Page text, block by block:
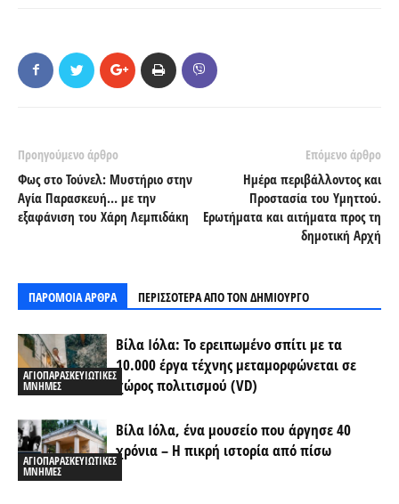
Προηγούμενο άρθρο
Φως στο Τούνελ: Μυστήριο στην
Αγία Παρασκευή… με την
εξαφάνιση του Χάρη Λεμπιδάκη
Επόμενο άρθρο
Ημέρα περιβάλλοντος και
Προστασία του Υμηττού.
Ερωτήματα και αιτήματα προς τη
δημοτική Αρχή
ΠΑΡΟΜΟΙΑ ΑΡΘΡΑ ΠΕΡΙΣΣΟΤΕΡΑ ΑΠΟ ΤΟΝ ΔΗΜΙΟΥΡΓΟ
ΑΓΙΟΠΑΡΑΣΚΕΥΙΩΤΙΚΕΣ
ΜΝΗΜΕΣ
Βίλα Ιόλα: Το ερειπωμένο σπίτι με τα
10.000 έργα τέχνης μεταμορφώνεται σε
χώρος πολιτισμού (VD)
ΑΓΙΟΠΑΡΑΣΚΕΥΙΩΤΙΚΕΣ
ΜΝΗΜΕΣ
Βίλα Ιόλα, ένα μουσείο που άργησε 40
χρόνια – Η πικρή ιστορία από πίσω